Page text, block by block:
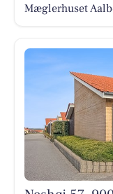
Mæglerhuset